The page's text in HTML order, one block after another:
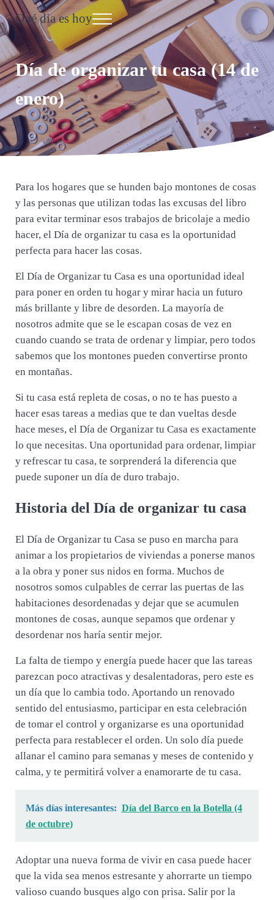
Saltar al contenido principal
Skip to header right navigation
Skip to site footer
Qué dia es hoy
Día Internacional
Menu
Día de organizar tu casa (14 de
enero)
Para los hogares que se hunden bajo montones de cosas
y las personas que utilizan todas las excusas del libro
para evitar terminar esos trabajos de bricolaje a medio
hacer, el Día de organizar tu casa es la oportunidad
perfecta para hacer las cosas.
El Día de Organizar tu Casa es una oportunidad ideal
para poner en orden tu hogar y mirar hacia un futuro
más brillante y libre de desorden. La mayoría de
nosotros admite que se le escapan cosas de vez en
cuando cuando se trata de ordenar y limpiar, pero todos
sabemos que los montones pueden convertirse pronto
en montañas.
Si tu casa está repleta de cosas, o no te has puesto a
hacer esas tareas a medias que te dan vueltas desde
hace meses, el Día de Organizar tu Casa es exactamente
lo que necesitas. Una oportunidad para ordenar, limpiar
y refrescar tu casa, te sorprenderá la diferencia que
puede suponer un día de duro trabajo.
Historia del Día de organizar tu casa
El Día de Organizar tu Casa se puso en marcha para
animar a los propietarios de viviendas a ponerse manos
a la obra y poner sus nidos en forma. Muchos de
nosotros somos culpables de cerrar las puertas de las
habitaciones desordenadas y dejar que se acumulen
montones de cosas, aunque sepamos que ordenar y
desordenar nos haría sentir mejor.
La falta de tiempo y energía puede hacer que las tareas
parezcan poco atractivas y desalentadoras, pero este es
un día que lo cambia todo. Aportando un renovado
sentido del entusiasmo, participar en esta celebración
de tomar el control y organizarse es una oportunidad
perfecta para restablecer el orden. Un solo día puede
allanar el camino para semanas y meses de contenido y
calma, y te permitirá volver a enamorarte de tu casa.
Más días interesantes: Día del Barco en la Botella (4
de octubre)
Adoptar una nueva forma de vivir en casa puede hacer
que la vida sea menos estresante y ahorrarte un tiempo
valioso cuando busques algo con prisa. Salir por la